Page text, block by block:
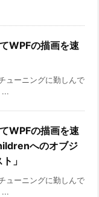
WPFの描画を速
ューニングに勤しんで
...
WPFの描画を速
へのオブジ
」
ューニングに勤しんで
...